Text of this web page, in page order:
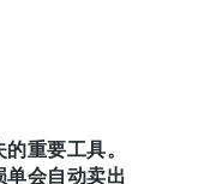
重要工具。
会自动卖出